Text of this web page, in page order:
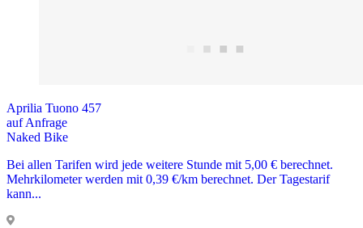
Aprilia Tuono 457
auf Anfrage
Naked Bike
Bei allen Tarifen wird jede weitere Stunde mit 5,00 € berechnet.
Mehrkilometer werden mit 0,39 €/km berechnet. Der Tagestarif
kann...